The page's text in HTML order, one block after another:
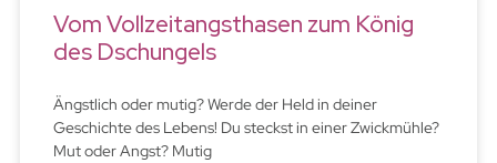
Vom Vollzeitangsthasen zum König
des Dschungels
Ängstlich oder mutig? Werde der Held in deiner
Geschichte des Lebens! Du steckst in einer Zwickmühle?
Mut oder Angst? Mutig